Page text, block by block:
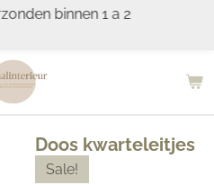
binnen 1 a 2
Doos kwarteleitjes
Sale!